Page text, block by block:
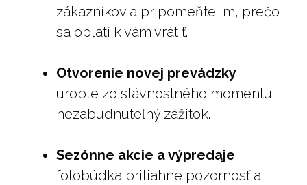
zákazníkov a pripomeňte im, prečo
sa oplatí k vám vrátiť.
Otvorenie novej prevádzky –
urobte zo slávnostného momentu
nezabudnuteľný zážitok.
Sezónne akcie a výpredaje –
fotobúdka pritiahne pozornosť a